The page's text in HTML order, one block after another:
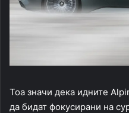
Тоа значи дека идните
да бидат фокусирани на